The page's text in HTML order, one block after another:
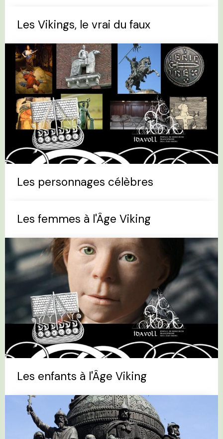
Les Vikings, le vrai du faux
Les personnages célèbres
Les femmes à l'Âge Viking
Les enfants à l'Âge Viking